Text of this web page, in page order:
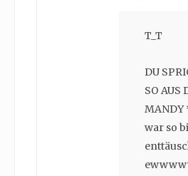
T_T
DU
SO AUS
MANDY
war so